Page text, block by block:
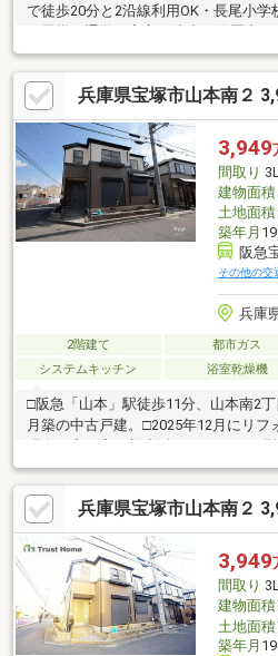
で徒歩20分と2沿線利用OK・長尾小学
等のお買い物施設が立ち並ぶ便利な
約40.96坪・全居室収納付に加え、屋
納力◎・カワック(浴室暖房乾燥)付の
ど 日常生活を便利に彩る住宅設備も
成22年12月：キッチン平成27年8月
年12月：外壁・屋根塗装※駐車場車種
で)
兵庫県宝塚市山本南２
3,949
間取り
建物面積
土地面積
築年月
阪急
その他の交
兵庫
2階建て 都市ガス
システムキッチン
浴室乾燥機
□阪急「山本」駅徒歩11分、山本南2
月築の中古戸建。□2025年12月にリフ
現在は空き家。新生活のイメージを現
ら住まい選びができます。□建物は
る場所と個々の時間を過ごす場所を
取りで、子育て世帯はもちろん、在宅
の部屋を設けたい方にも検討しやす
坪。□徒歩5分の『長尾南小学校』を
店』徒歩8分、『あいあいパーク』徒
関わる施設が生活圏に揃っています。
兵庫県宝塚市山本南２
3,949
間取り
建物面積
土地面積
築年月